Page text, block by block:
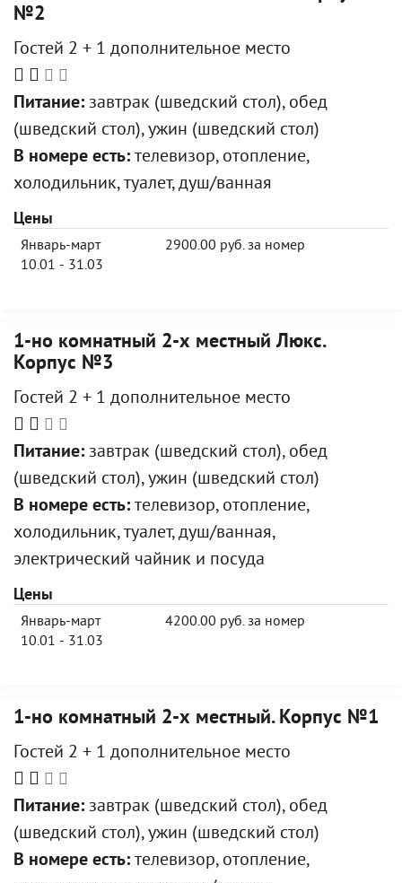
№2
Гостей 2 + 1 дополнительное место
Питание: завтрак (шведский стол), обед
(шведский стол), ужин (шведский стол)
В номере есть: телевизор, отопление,
холодильник, туалет, душ/ванная
Цены
Январь-март
10.01 - 31.03
2900.00 руб. за номер
1-но комнатный 2-х местный Люкс.
Корпус №3
Гостей 2 + 1 дополнительное место
Питание: завтрак (шведский стол), обед
(шведский стол), ужин (шведский стол)
В номере есть: телевизор, отопление,
холодильник, туалет, душ/ванная,
электрический чайник и посуда
Цены
Январь-март
10.01 - 31.03
4200.00 руб. за номер
1-но комнатный 2-х местный. Корпус №1
Гостей 2 + 1 дополнительное место
Питание: завтрак (шведский стол), обед
(шведский стол), ужин (шведский стол)
В номере есть: телевизор, отопление,